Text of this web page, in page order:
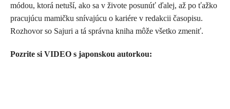
módou, ktorá netuší, ako sa v živote posunúť ďalej, až po ťažko
pracujúcu mamičku snívajúcu o kariére v redakcii časopisu.
Rozhovor so Sajuri a tá správna kniha môže všetko zmeniť.
Pozrite si VIDEO s japonskou autorkou: